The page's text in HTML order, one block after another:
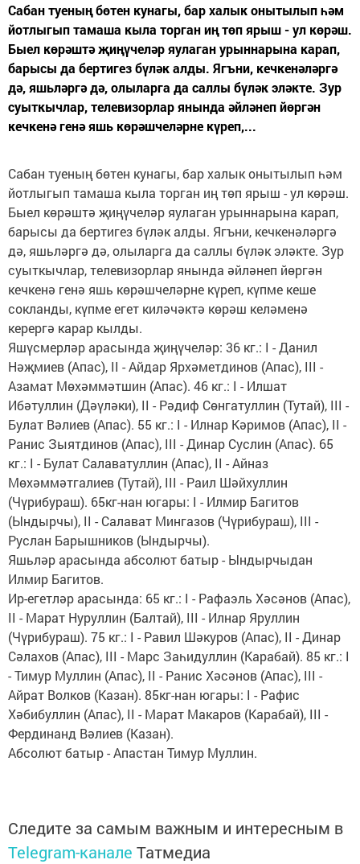
Сабан туеның бөтен кунагы, бар халык онытылып һәм
йотлыгып тамаша кыла торган иң төп ярыш - ул көрәш.
Быел көрәштә җиңүчеләр яулаган урыннарына карап,
барысы да бертигез бүләк алды. Ягъни, кечкенәләргә
дә, яшьләргә дә, олыларга да саллы бүләк эләкте. Зур
суыткычлар, телевизорлар янында әйләнеп йөргән
кечкенә генә яшь көрәшчеләрне күреп,...
Сабан туеның бөтен кунагы, бар халык онытылып һәм
йотлыгып тамаша кыла торган иң төп ярыш - ул көрәш.
Быел көрәштә җиңүчеләр яулаган урыннарына карап,
барысы да бертигез бүләк алды. Ягъни, кечкенәләргә
дә, яшьләргә дә, олыларга да саллы бүләк эләкте. Зур
суыткычлар, телевизорлар янында әйләнеп йөргән
кечкенә генә яшь көрәшчеләрне күреп, күпме кеше
сокланды, күпме егет киләчәктә көрәш келәменә
керергә карар кылды.
Яшүсмерләр арасында җиңүчеләр: 36 кг.: I - Данил
Нәҗмиев (Апас), II - Айдар Ярхәметдинов (Апас), III -
Азамат Мөхәммәтшин (Апас). 46 кг.: I - Илшат
Ибәтуллин (Дәүләки), II - Рәдиф Сөнгатуллин (Тутай), III -
Булат Вәлиев (Апас). 55 кг.: I - Илнар Кәримов (Апас), II -
Ранис Зыятдинов (Апас), III - Динар Суслин (Апас). 65
кг.: I - Булат Салаватуллин (Апас), II - Айназ
Мөхәммәтгалиев (Тутай), III - Раил Шәйхуллин
(Чүрибураш). 65кг-нан югары: I - Илмир Багитов
(Ындырчы), II - Салават Мингазов (Чүрибураш), III -
Руслан Барышников (Ындырчы).
Яшьләр арасында абсолют батыр - Ындырчыдан
Илмир Багитов.
Ир-егетләр арасында: 65 кг.: I - Рафаэль Хәсәнов (Апас),
II - Марат Нуруллин (Балтай), III - Илнар Яруллин
(Чүрибураш). 75 кг.: I - Равил Шәкуров (Апас), II - Динар
Сәлахов (Апас), III - Марс Заһидуллин (Карабай). 85 кг.: I
- Тимур Муллин (Апас), II - Ранис Хәсәнов (Апас), III -
Айрат Волков (Казан). 85кг-нан югары: I - Рафис
Хәбибуллин (Апас), II - Марат Макаров (Карабай), III -
Фердинанд Вәлиев (Казан).
Абсолют батыр - Апастан Тимур Муллин.
Следите за самым важным и интересным в
Telegram-канале Татмедиа